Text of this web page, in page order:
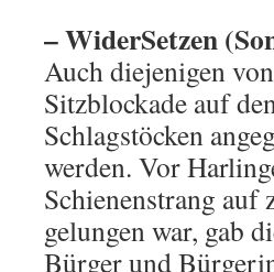
– WiderSetzen
Auch diejenigen
Sitzblockade auf
Schlagstöcken
werden. Vor
Schienenstrang auf
gelungen war, gab
Bürger und